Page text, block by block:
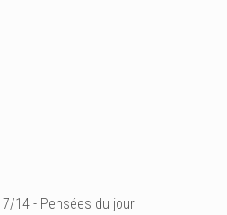
7/14 - Pensées du jour